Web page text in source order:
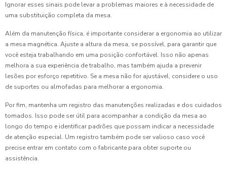
Ignorar esses sinais pode levar a problemas maiores e à necessidade de
uma substituição completa da mesa.
Além da manutenção física, é importante considerar a ergonomia ao utilizar
a mesa magnética. Ajuste a altura da mesa, se possível, para garantir que
você esteja trabalhando em uma posição confortável. Isso não apenas
melhora a sua experiência de trabalho, mas também ajuda a prevenir
lesões por esforço repetitivo. Se a mesa não for ajustável, considere o uso
de suportes ou almofadas para melhorar a ergonomia.
Por fim, mantenha um registro das manutenções realizadas e dos cuidados
tomados. Isso pode ser útil para acompanhar a condição da mesa ao
longo do tempo e identificar padrões que possam indicar a necessidade
de atenção especial. Um registro também pode ser valioso caso você
precise entrar em contato com o fabricante para obter suporte ou
assistência.